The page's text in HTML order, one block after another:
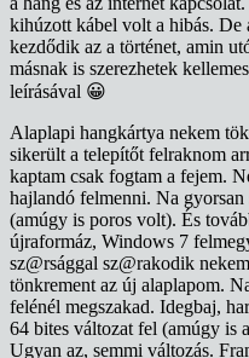
kihúzott kábel volt a hibás. De
kezdődik az a történet, amin
másnak is szerezhetek
leírásával 😀
Alaplapi hangkártya nekem
sikerült a telepítőt felraknom
kaptam csak fogtam a fejem.
hajlandó felmenni. Na gyorsan
(amúgy is poros volt). És
újraformáz, Windows 7
sz@rsággal sz@rakodik
tönkrement az új alaplapom.
felénél megszakad. Idegbaj,
64 bites változat fel (amúgy is
Ugyan az, semmi változás.